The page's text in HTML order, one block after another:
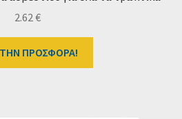
2.62€
ΠΡΟΣΦΟΡΑ!